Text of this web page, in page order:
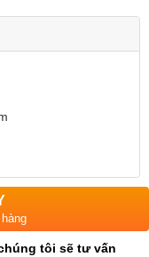
tôi sẽ tư vấn